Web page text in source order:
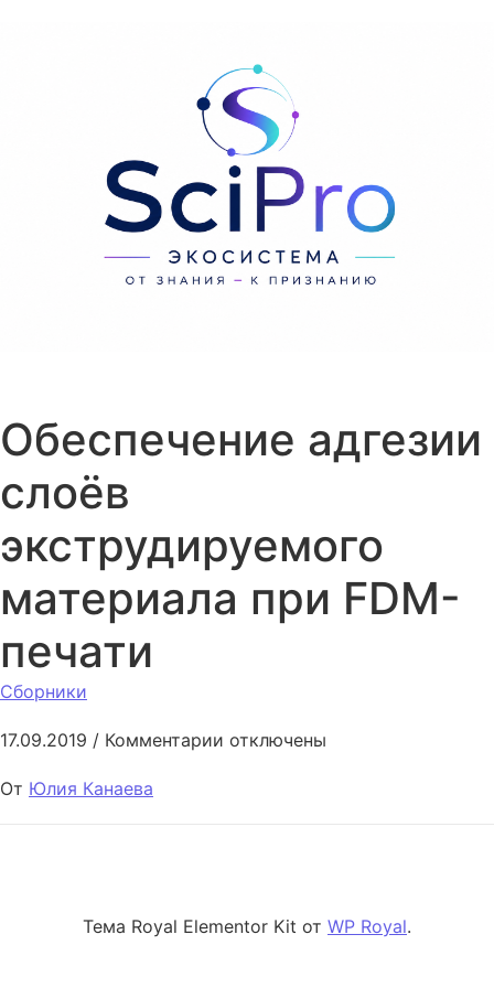
Обеспечение адгезии
слоёв
экструдируемого
материала при FDM-
печати
Сборники
17.09.2019 / Комментарии к записи Обеспечение
отключены
От Юлия Канаева
Тема Royal Elementor Kit от WP Royal.